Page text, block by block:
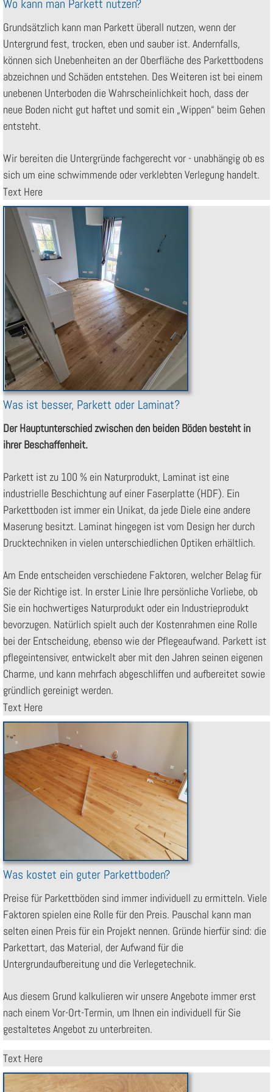
Wo kann man Parkett nutzen?
Grundsätzlich kann man Parkett überall nutzen, wenn der
Untergrund fest, trocken, eben und sauber ist. Andernfalls,
können sich Unebenheiten an der Oberfläche des Parkettbodens
abzeichnen und Schäden entstehen. Des Weiteren ist bei einem
unebenen Unterboden die Wahrscheinlichkeit hoch, dass der
neue Boden nicht gut haftet und somit ein „Wippen“ beim Gehen
entsteht.
Wir bereiten die Untergründe fachgerecht vor - unabhängig ob es
sich um eine schwimmende oder verklebten Verlegung handelt.
Text Here
Was ist besser, Parkett oder Laminat?
Der Hauptunterschied zwischen den beiden Böden besteht in
ihrer Beschaffenheit.
Parkett ist zu 100 % ein Naturprodukt, Laminat ist eine
industrielle Beschichtung auf einer Faserplatte (HDF). Ein
Parkettboden ist immer ein Unikat, da jede Diele eine andere
Maserung besitzt. Laminat hingegen ist vom Design her durch
Drucktechniken in vielen unterschiedlichen Optiken erhältlich.
Am Ende entscheiden verschiedene Faktoren, welcher Belag für
Sie der Richtige ist. In erster Linie Ihre persönliche Vorliebe, ob
Sie ein hochwertiges Naturprodukt oder ein Industrieprodukt
bevorzugen. Natürlich spielt auch der Kostenrahmen eine Rolle
bei der Entscheidung, ebenso wie der Pflegeaufwand. Parkett ist
pflegeintensiver, entwickelt aber mit den Jahren seinen eigenen
Charme, und kann mehrfach abgeschliffen und aufbereitet sowie
gründlich gereinigt werden.
Text Here
Was kostet ein guter Parkettboden?
Preise für Parkettböden sind immer individuell zu ermitteln. Viele
Faktoren spielen eine Rolle für den Preis. Pauschal kann man
selten einen Preis für ein Projekt nennen. Gründe hierfür sind: die
Parkettart, das Material, der Aufwand für die
Untergrundaufbereitung und die Verlegetechnik.
Aus diesem Grund kalkulieren wir unsere Angebote immer erst
nach einem Vor-Ort-Termin, um Ihnen ein individuell für Sie
gestaltetes Angebot zu unterbreiten.
Text Here